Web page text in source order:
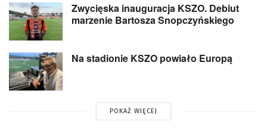
Zwycięska inauguracja KSZO. Debiut
marzenie Bartosza Snopczyńskiego
Na stadionie KSZO powiało Europą
POKAŻ WIĘCEJ